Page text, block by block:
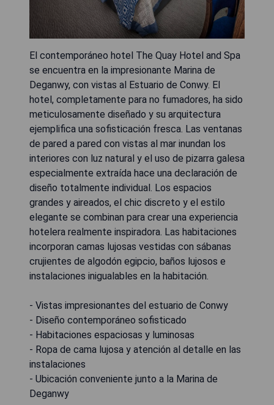
El contemporáneo hotel The Quay Hotel and Spa
se encuentra en la impresionante Marina de
Deganwy, con vistas al Estuario de Conwy. El
hotel, completamente para no fumadores, ha sido
meticulosamente diseñado y su arquitectura
ejemplifica una sofisticación fresca. Las ventanas
de pared a pared con vistas al mar inundan los
interiores con luz natural y el uso de pizarra galesa
especialmente extraída hace una declaración de
diseño totalmente individual. Los espacios
grandes y aireados, el chic discreto y el estilo
elegante se combinan para crear una experiencia
hotelera realmente inspiradora. Las habitaciones
incorporan camas lujosas vestidas con sábanas
crujientes de algodón egipcio, baños lujosos e
instalaciones inigualables en la habitación.
- Vistas impresionantes del estuario de Conwy
- Diseño contemporáneo sofisticado
- Habitaciones espaciosas y luminosas
- Ropa de cama lujosa y atención al detalle en las
instalaciones
- Ubicación conveniente junto a la Marina de
Deganwy